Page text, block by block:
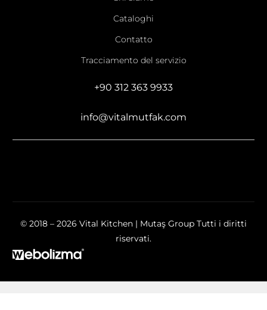
Cataloghi
Contatto
Tracciamento del servizio
+90 312 363 9933
info@vitalmutfak.com
© 2018 – 2026 Vital Kitchen | Mutaş Group Tutti i diritti
riservati.